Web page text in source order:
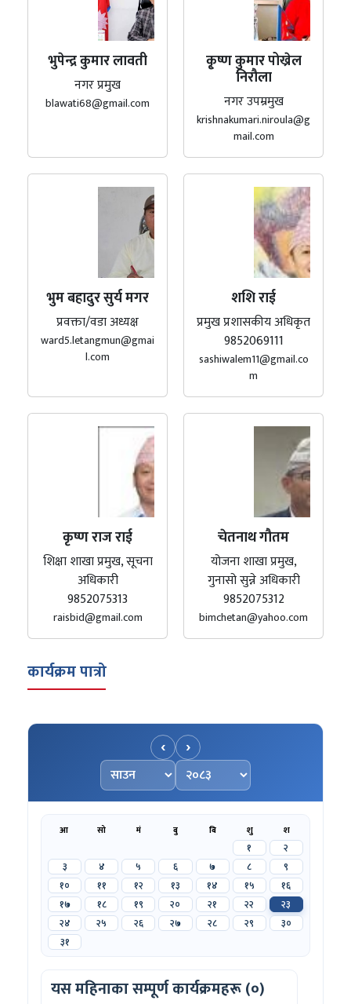
भुपेन्द्र कुमार लावती
नगर प्रमुख
blawati68@gmail.com
कृ्ष्ण कुमार पोख्रेल
निरौला
नगर उपम्रमुख
krishnakumari.niroula@g
mail.com
भुम बहादुर सुर्य मगर
प्रवक्ता/वडा अध्यक्ष
ward5.letangmun@gmai
l.com
शशि राई
प्रमुख प्रशासकीय अधिकृत
9852069111
sashiwalem11@gmail.co
m
कृष्ण राज राई
शिक्षा शाखा प्रमुख, सूचना
अधिकारी
9852075313
raisbid@gmail.com
चेतनाथ गौतम
योजना शाखा प्रमुख,
गुनासो सुन्ने अधिकारी
9852075312
bimchetan@yahoo.com
कार्यक्रम पात्रो
‹
महिना चयन गर्नुहोस्
वर्ष चयन गर्नुहोस्
›
आ सो मं बु बि शु श
१
२
३
४ ५ ६ ७ ८
९
१०
११ १२ १३ १४ १५
१६
१७
१८ १९ २० २१ २२
२३
२४
२५ २६ २७ २८ २९
३०
३१
यस महिनाका सम्पूर्ण कार्यक्रमहरू (०)